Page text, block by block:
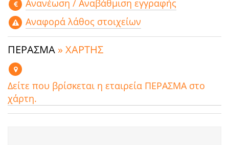
Aνανέωση / Αναβάθμιση εγγραφής
Αναφορά λάθος στοιχείων
ΠΕΡΑΣΜΑ » ΧΑΡΤΗΣ
Δείτε που βρίσκεται η εταιρεία ΠΕΡΑΣΜΑ στο
χάρτη.